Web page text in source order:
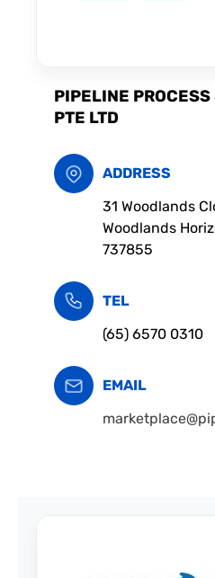
PIPELINE
PTE LTD
ADDRESS
31 Woodlands
Woodlands
737855
TEL
(65) 6570 0310
EMAIL